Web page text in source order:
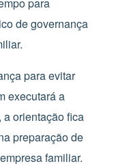
de governança
para evitar
executará a
orientação fica
preparação de
familiar.